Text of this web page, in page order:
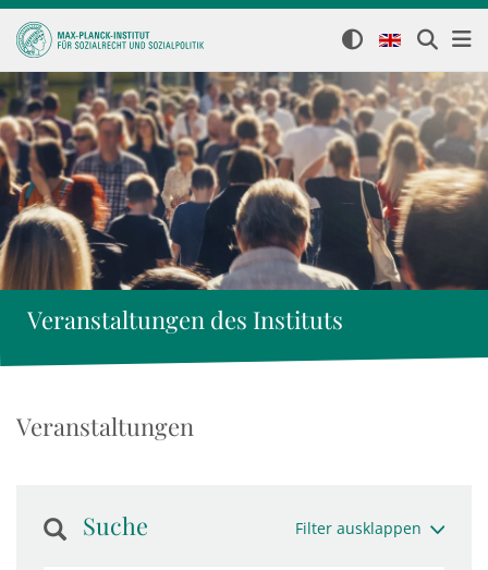
Veranstaltungen des Instituts
Veranstaltungen
Suche Filter ausklappen